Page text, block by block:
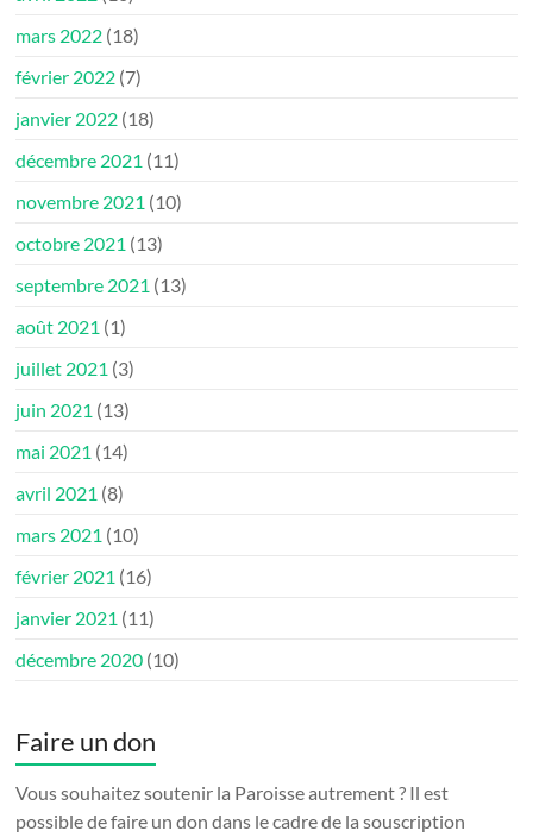
mars 2022 (18)
février 2022 (7)
janvier 2022 (18)
décembre 2021 (11)
novembre 2021 (10)
octobre 2021 (13)
septembre 2021 (13)
août 2021 (1)
juillet 2021 (3)
juin 2021 (13)
mai 2021 (14)
avril 2021 (8)
mars 2021 (10)
février 2021 (16)
janvier 2021 (11)
décembre 2020 (10)
Faire un don
Vous souhaitez soutenir la Paroisse autrement ? Il est
possible de faire un don dans le cadre de la souscription